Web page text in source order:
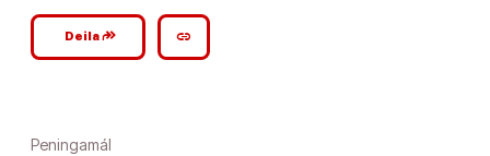
Deilagoogle_plus_reshare link
Peningamál